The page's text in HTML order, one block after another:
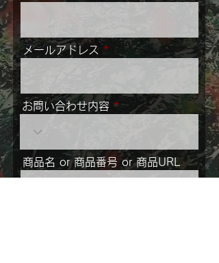
メールアドレス
お問い合わせ内容
商品名 or 商品番号 or 商品URL